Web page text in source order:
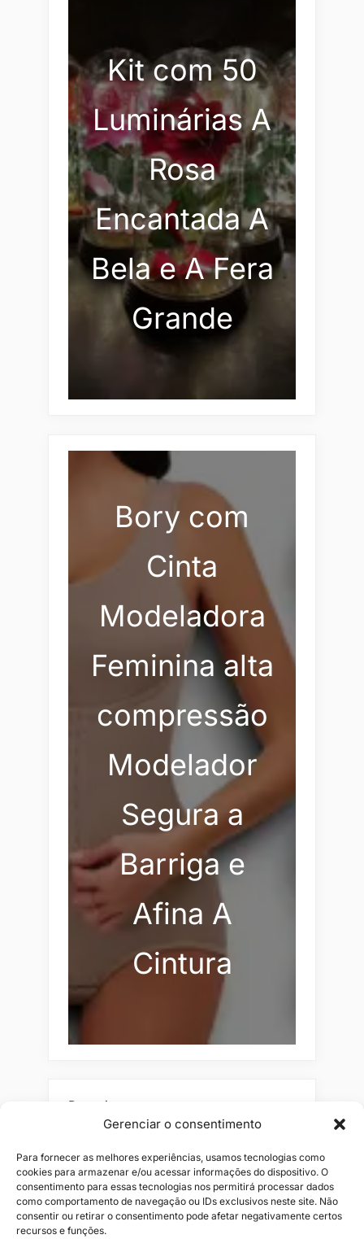
Gerenciar o consentimento
Para fornecer as melhores experiências, usamos tecnologias como
cookies para armazenar e/ou acessar informações do dispositivo. O
consentimento para essas tecnologias nos permitirá processar dados
como comportamento de navegação ou IDs exclusivos neste site. Não
consentir ou retirar o consentimento pode afetar negativamente certos
recursos e funções.
Kit com 50
Luminárias A
Rosa
Encantada A
Bela e A Fera
Grande
Bory com
Cinta
Modeladora
Feminina alta
compressão
Modelador
Segura a
Barriga e
Afina A
Cintura
Pesquisar